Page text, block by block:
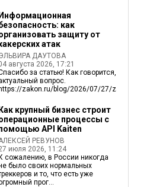
Информационная
как
защиту от
атак
ДАУТОВА
августа 2026, 17:21
за статью! Как говорится,
вопрос.
https://zakon.ru/blog/2026/07/27/zagruzil_v_...
Как крупный бизнес строит
процессы с
API Kaiten
РЕВУНОВ
июля 2026, 11:24
К сожалению, в России никогда
было своих нормальных
и то, что есть уже
прог...